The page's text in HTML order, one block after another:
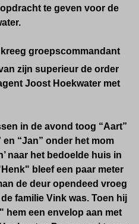
te geven voor de
kreeg groepscommandant
zijn superieur de order
Joost Hoekwater met
in de avond toog “Aart”
“Jan” onder het mom
naar het bedoelde huis in
bleef een paar meter
de deur opendeed vroeg
familie Vink was. Toen hij
een envelop aan met